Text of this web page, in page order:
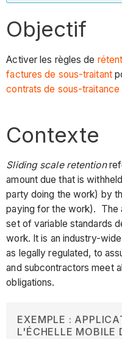
Objectif
Activer les règles de
factures de sous-traitant
contrats de sous-traitance
Contexte
Sliding scale retention
amount due that is
party doing the work) by
paying for the work). The
set of variable standards
work. It is an industry-
as legally regulated, to
and subcontractors meet
obligations.
EXEMPLE :
L'ÉCHELLE MOBILE